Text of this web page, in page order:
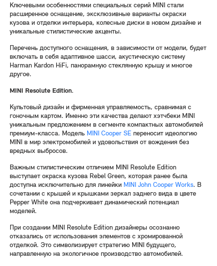
Ключевыми особенностями специальных серий MINI стали
расширенное оснащение, эксклюзивные варианты окраски
кузова и отделки интерьера, колесные диски в новом дизайне и
уникальные стилистические акценты.
Перечень доступного оснащения, в зависимости от модели, будет
включать в себя адаптивное шасси, акустическую систему
Harman Kardon HiFi, панорамную стеклянную крышу и многое
другое.
MINI Resolute Edition.
Культовый дизайн и фирменная управляемость, сравнимая с
гоночным картом. Именно эти качества делают хэтчбеки MINI
уникальным предложением в сегменте компактных автомобилей
премиум-класса. Модель MINI Cooper SE переносит идеологию
MINI в мир электромобилей и удовольствия от вождения без
вредных выбросов.
Важным стилистическим отличием MINI Resolute Edition
выступает окраска кузова Rebel Green, которая ранее была
доступна исключительно для линейки MINI John Cooper Works. В
сочетании с крышей и крышками зеркал заднего вида в цвете
Pepper White она подчеркивает динамический потенциал
моделей.
При создании MINI Resolute Edition дизайнеры осознанно
отказались от использования элементов с хромированной
отделкой. Это символизирует стратегию MINI будущего,
направленную на экологичное производство автомобилей.